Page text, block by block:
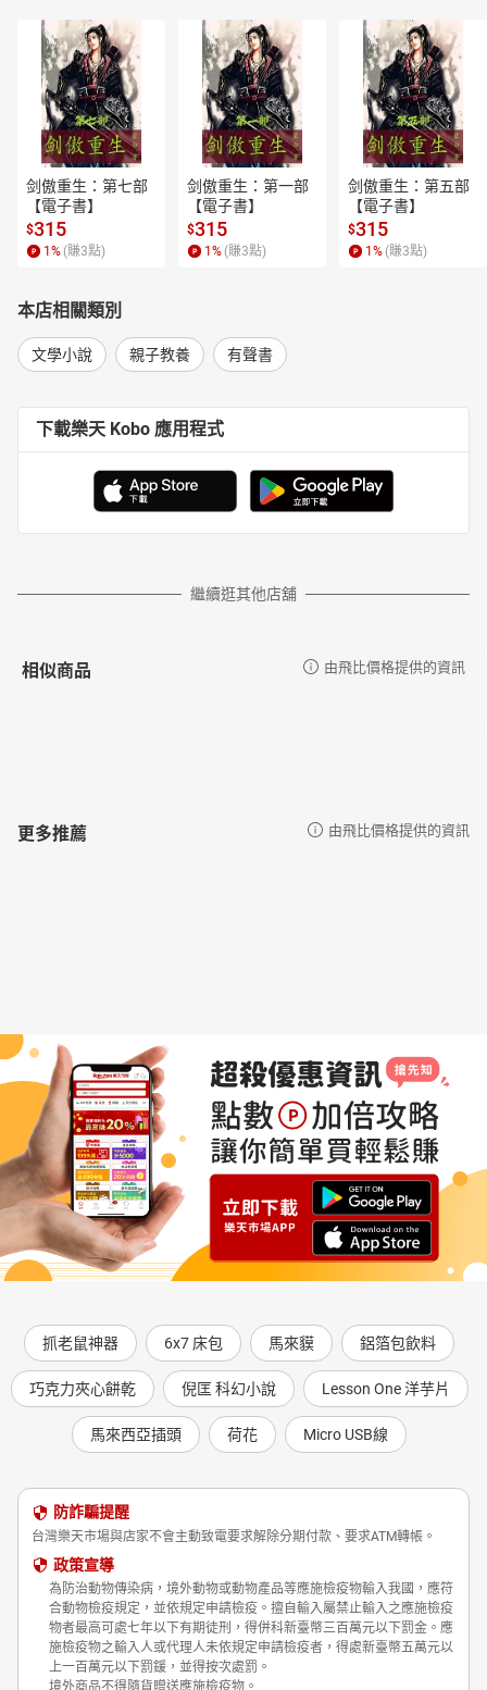
剑傲重生：第七部
【電子書】
$315
1 % (賺3點)
剑傲重生：第一部
【電子書】
$315
1 % (賺3點)
剑傲重生：第五部
【電子書】
$315
1 % (賺3點)
本店相關類別
文學小說 親子教養 有聲書
下載樂天 Kobo 應用程式
繼續逛其他店舖
相似商品 由飛比價格提供的資訊
更多推薦 由飛比價格提供的資訊
抓老鼠神器 6x7 床包 馬來貘 鋁箔包飲料
巧克力夾心餅乾 倪匡 科幻小說 Lesson One 洋芋片
馬來西亞插頭 荷花 Micro USB線
防詐騙提醒
台灣樂天市場與店家不會主動致電要求解除分期付款、要求ATM轉帳。
政策宣導
為防治動物傳染病，境外動物或動物產品等應施檢疫物輸入我國，應符
合動物檢疫規定，並依規定申請檢疫。擅自輸入屬禁止輸入之應施檢疫
物者最高可處七年以下有期徒刑，得併科新臺幣三百萬元以下罰金。應
施檢疫物之輸入人或代理人未依規定申請檢疫者，得處新臺幣五萬元以
上一百萬元以下罰鍰，並得按次處罰。
境外商品不得隨貨贈送應施檢疫物。